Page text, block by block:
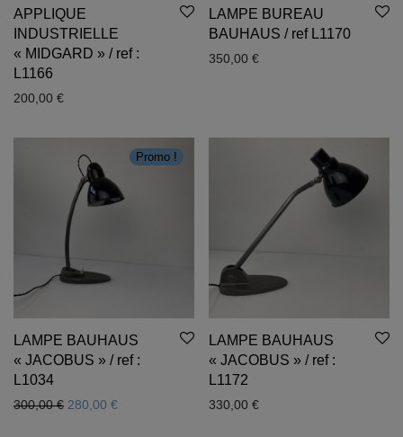
APPLIQUE
INDUSTRIELLE
« MIDGARD » / ref :
L1166
200,00 €
LAMPE BUREAU
BAUHAUS / ref L1170
350,00 €
Promo !
LAMPE BAUHAUS
« JACOBUS » / ref :
L1034
300,00€ Le prix initial était : 300,00 €.
280,00 € Le prix actuel est : 280,00 €.
LAMPE BAUHAUS
« JACOBUS » / ref :
L1172
330,00 €